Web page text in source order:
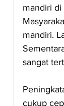
mandiri di
mandiri.
sangat
cukup